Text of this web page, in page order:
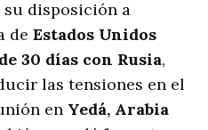
disposición a
deEstados Unidos
30 días con Rusia,
las tensiones en el
en Yedá, Arabia